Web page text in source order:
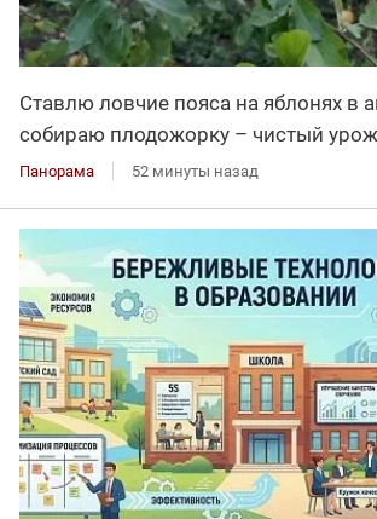
Ставлю ловчие пояса на яблонях в
собираю плодожорку – чистый
Панорама 52 минуты назад